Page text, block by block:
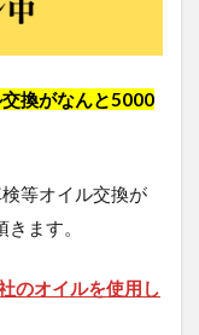
換がなんと5000
等オイル交換が
ます。
のオイルを使用し